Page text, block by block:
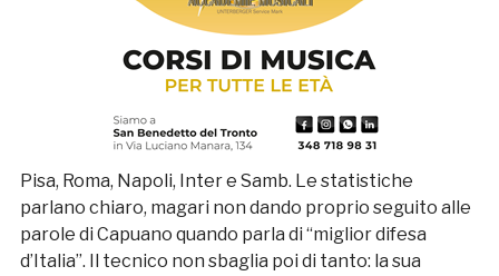
Pisa, Roma, Napoli, Inter e Samb. Le statistiche
parlano chiaro, magari non dando proprio seguito alle
parole di Capuano quando parla di “miglior difesa
d’Italia”. Il tecnico non sbaglia poi di tanto: la sua